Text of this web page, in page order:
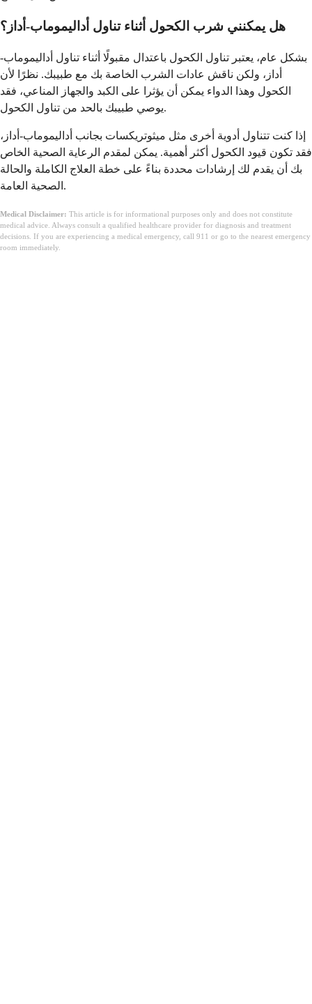
هل يمكنني شرب الكحول أثناء تناول أداليموماب-أداز؟
بشكل عام، يعتبر تناول الكحول باعتدال مقبولًا أثناء تناول أداليموماب-
أداز، ولكن ناقش عادات الشرب الخاصة بك مع طبيبك. نظرًا لأن
الكحول وهذا الدواء يمكن أن يؤثرا على الكبد والجهاز المناعي، فقد
يوصي طبيبك بالحد من تناول الكحول.
إذا كنت تتناول أدوية أخرى مثل ميثوتريكسات بجانب أداليموماب-أداز،
فقد تكون قيود الكحول أكثر أهمية. يمكن لمقدم الرعاية الصحية الخاص
بك أن يقدم لك إرشادات محددة بناءً على خطة العلاج الكاملة والحالة
الصحية العامة.
Medical Disclaimer: This article is for informational purposes only and does not constitute
medical advice. Always consult a qualified healthcare provider for diagnosis and treatment
decisions. If you are experiencing a medical emergency, call 911 or go to the nearest emergency
room immediately.